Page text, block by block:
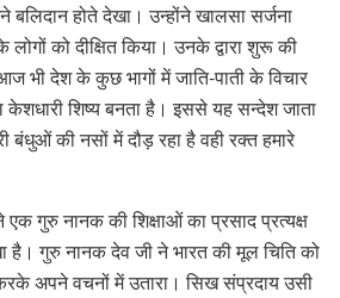
होते देखा। उन्होंने खालसा सर्जना
को दीक्षित किया। उनके द्वारा शुरू की
भी देश के कुछ भागों में जाति-पाती के विचार
केशधारी शिष्य बनता है। इससे यह सन्देश जाता
बंधुओं की नसों में दौड़ रहा है वही रक्त हमारे
गुरु नानक की शिक्षाओं का प्रसाद प्रत्यक्ष
है। गुरु नानक देव जी ने भारत की मूल चिति को
अपने वचनों में उतारा। सिख संप्रदाय उसी